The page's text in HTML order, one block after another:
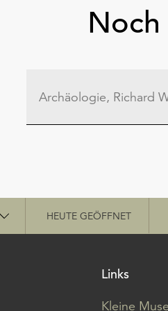
HEUTE GEÖFFNET
Links
Kleine